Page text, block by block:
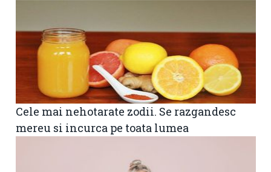
Cele mai nehotarate zodii. Se razgandesc
mereu si incurca pe toata lumea